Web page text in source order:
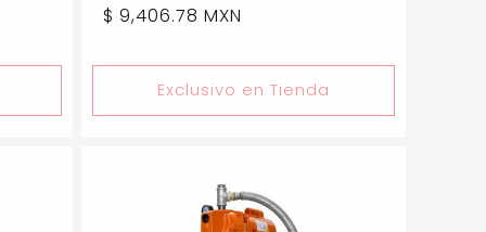
Precio
$ 9,406.78 MXN
Exclusivo en Tienda